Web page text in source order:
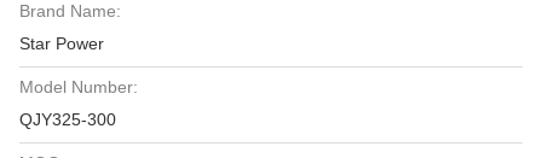
Brand Name:
Star Power
Model Number:
QJY325-300